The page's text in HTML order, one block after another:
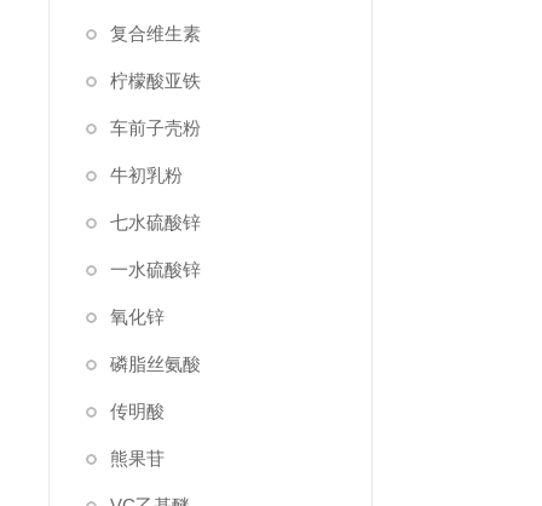
复合维生素
柠檬酸亚铁
车前子壳粉
牛初乳粉
七水硫酸锌
一水硫酸锌
氧化锌
磷脂丝氨酸
传明酸
熊果苷